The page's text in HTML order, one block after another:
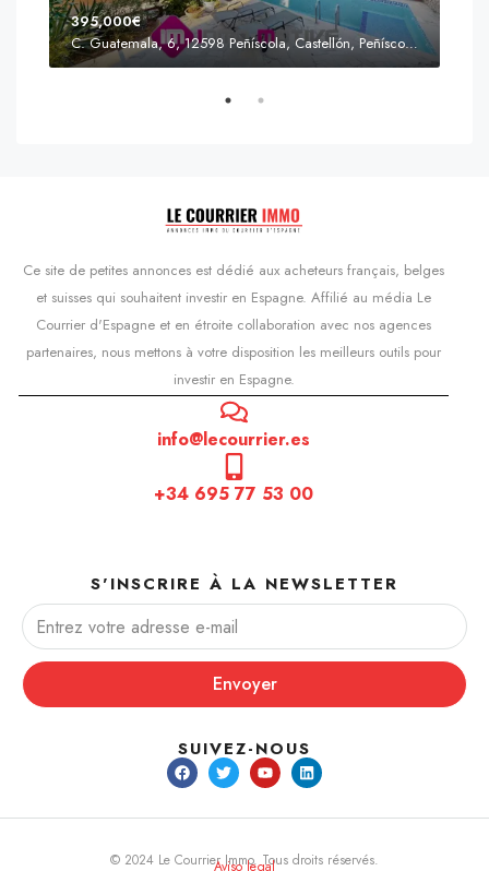
395,000€
C. Guatemala, 6, 12598 Peñíscola, Castellón, Peñíscola, Communauté valencienne
Ce site de petites annonces est dédié aux acheteurs français, belges
et suisses qui souhaitent investir en Espagne. Affilié au média Le
Courrier d'Espagne et en étroite collaboration avec nos agences
partenaires, nous mettons à votre disposition les meilleurs outils pour
investir en Espagne.
info@lecourrier.es
+34 695 77 53 00
S'INSCRIRE À LA NEWSLETTER
Envoyer
SUIVEZ-NOUS
© 2024 Le Courrier Immo. Tous droits réservés.
Aviso legal